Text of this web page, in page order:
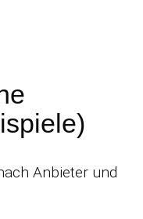
Anbieter und